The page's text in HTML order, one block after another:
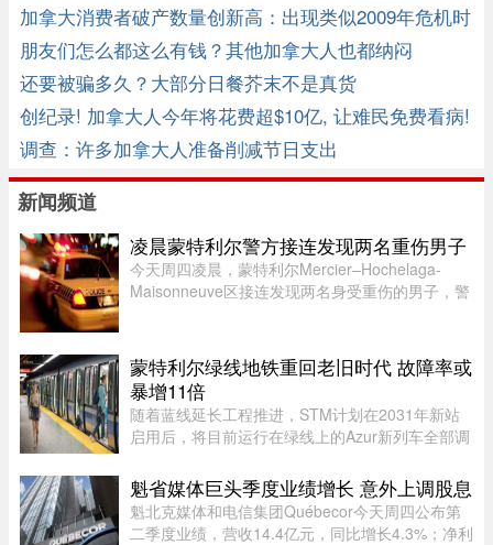
加拿大消费者破产数量创新高：出现类似2009年危机时
期的激增 ...
朋友们怎么都这么有钱？其他加拿大人也都纳闷
还要被骗多久？大部分日餐芥末不是真货
创纪录! 加拿大人今年将花费超$10亿, 让难民免费看病!
调查：许多加拿大人准备削减节日支出
新闻频道
凌晨蒙特利尔警方接连发现两名重伤男子
今天周四凌晨，蒙特利尔Mercier–Hochelaga-
Maisonneuve区接连发现两名身受重伤的男子，警
因，也不确定是否涉及武器。警方发言人Flor ...
蒙特利尔绿线地铁重回老旧时代 故障率或
暴增11倍
随着蓝线延长工程推进，STM计划在2031年新站
启用后，将目前运行在绿线上的Azur新列车全部调
客流量最高的绿线可能几乎全部由服役多年的MR-
73老旧列车运营。Projet Montr ...
魁省媒体巨头季度业绩增长 意外上调股息
魁北克媒体和电信集团Québecor今天周四公布第
二季度业绩，营收14.4亿元，同比增长4.3%；净利